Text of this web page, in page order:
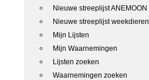
Nieuwe streeplijst ANEMOON
Nieuwe streeplijst weekdieren
Mijn Lijsten
Mijn Waarnemingen
Lijsten zoeken
Waarnemingen zoeken